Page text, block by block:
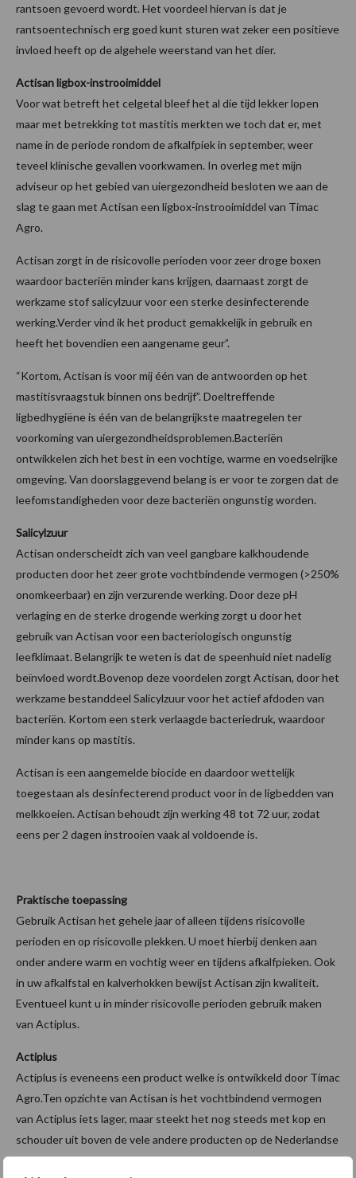
rantsoen gevoerd wordt. Het voordeel hiervan is dat je
rantsoentechnisch erg goed kunt sturen wat zeker een positieve
invloed heeft op de algehele weerstand van het dier.
Actisan ligbox-instrooimiddel
Voor wat betreft het celgetal bleef het al die tijd lekker lopen
maar met betrekking tot mastitis merkten we toch dat er, met
name in de periode rondom de afkalfpiek in september, weer
teveel klinische gevallen voorkwamen. In overleg met mijn
adviseur op het gebied van uiergezondheid besloten we aan de
slag te gaan met Actisan een ligbox-instrooimiddel van Timac
Agro.
Actisan zorgt in de risicovolle perioden voor zeer droge boxen
waardoor bacteriën minder kans krijgen, daarnaast zorgt de
werkzame stof salicylzuur voor een sterke desinfecterende
werking.Verder vind ik het product gemakkelijk in gebruik en
heeft het bovendien een aangename geur”.
“Kortom, Actisan is voor mij één van de antwoorden op het
mastitisvraagstuk binnen ons bedrijf”. Doeltreffende
ligbedhygiëne is één van de belangrijkste maatregelen ter
voorkoming van uiergezondheidsproblemen.Bacteriën
ontwikkelen zich het best in een vochtige, warme en voedselrijke
omgeving. Van doorslaggevend belang is er voor te zorgen dat de
leefomstandigheden voor deze bacteriën ongunstig worden.
Salicylzuur
Actisan onderscheidt zich van veel gangbare kalkhoudende
producten door het zeer grote vochtbindende vermogen (>250%
onomkeerbaar) en zijn verzurende werking. Door deze pH
verlaging en de sterke drogende werking zorgt u door het
gebruik van Actisan voor een bacteriologisch ongunstig
leefklimaat. Belangrijk te weten is dat de speenhuid niet nadelig
beïnvloed wordt.Bovenop deze voordelen zorgt Actisan, door het
werkzame bestanddeel Salicylzuur voor het actief afdoden van
bacteriën. Kortom een sterk verlaagde bacteriedruk, waardoor
minder kans op mastitis.
Actisan is een aangemelde biocide en daardoor wettelijk
toegestaan als desinfecterend product voor in de ligbedden van
melkkoeien. Actisan behoudt zijn werking 48 tot 72 uur, zodat
eens per 2 dagen instrooien vaak al voldoende is.
Praktische toepassing
Gebruik Actisan het gehele jaar of alleen tijdens risicovolle
perioden en op risicovolle plekken. U moet hierbij denken aan
onder andere warm en vochtig weer en tijdens afkalfpieken. Ook
in uw afkalfstal en kalverhokken bewijst Actisan zijn kwaliteit.
Eventueel kunt u in minder risicovolle perioden gebruik maken
van Actiplus.
Actiplus
Actiplus is eveneens een product welke is ontwikkeld door Timac
Agro.Ten opzichte van Actisan is het vochtbindend vermogen
van Actiplus iets lager, maar steekt het nog steeds met kop en
schouder uit boven de vele andere producten op de Nederlandse
markt. Actiplus zorgt door zijn sterk drogende werking en